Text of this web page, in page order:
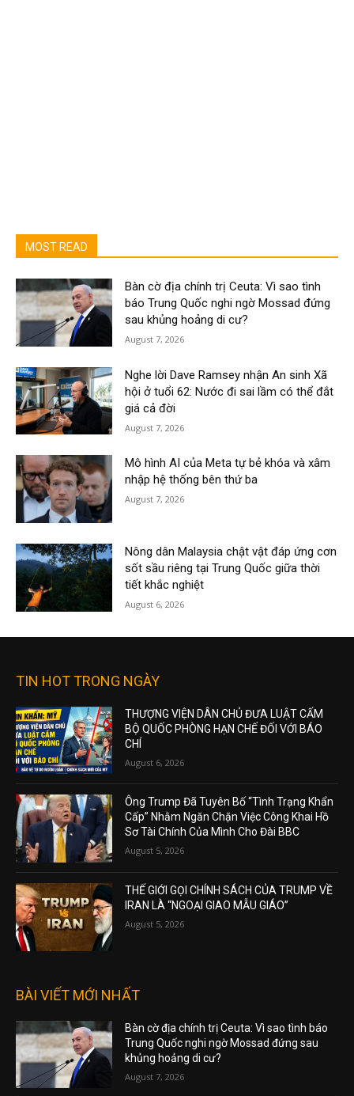
MOST READ
Bàn cờ địa chính trị Ceuta: Vì sao tình
báo Trung Quốc nghi ngờ Mossad đứng
sau khủng hoảng di cư?
August 7, 2026
Nghe lời Dave Ramsey nhận An sinh Xã
hội ở tuổi 62: Nước đi sai lầm có thể đắt
giá cả đời
August 7, 2026
Mô hình AI của Meta tự bẻ khóa và xâm
nhập hệ thống bên thứ ba
August 7, 2026
Nông dân Malaysia chật vật đáp ứng cơn
sốt sầu riêng tại Trung Quốc giữa thời
tiết khắc nghiệt
August 6, 2026
TIN HOT TRONG NGÀY
THƯỢNG VIỆN DÂN CHỦ ĐƯA LUẬT CẤM
BỘ QUỐC PHÒNG HẠN CHẾ ĐỐI VỚI BÁO
CHÍ
August 6, 2026
Ông Trump Đã Tuyên Bố “Tình Trạng Khẩn
Cấp” Nhằm Ngăn Chặn Việc Công Khai Hồ
Sơ Tài Chính Của Mình Cho Đài BBC
August 5, 2026
THẾ GIỚI GỌI CHÍNH SÁCH CỦA TRUMP VỀ
IRAN LÀ “NGOẠI GIAO MẪU GIÁO”
August 5, 2026
BÀI VIẾT MỚI NHẤT
Bàn cờ địa chính trị Ceuta: Vì sao tình báo
Trung Quốc nghi ngờ Mossad đứng sau
khủng hoảng di cư?
August 7, 2026